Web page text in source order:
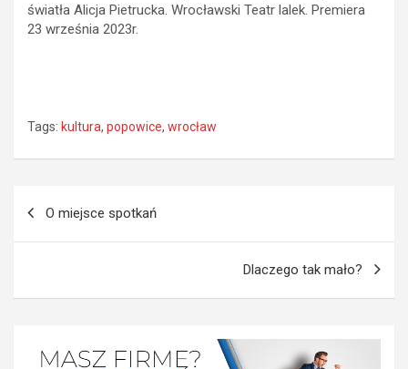
światła Alicja Pietrucka. Wrocławski Teatr lalek. Premiera
23 września 2023r.
Tags: kultura, popowice, wrocław
O miejsce spotkań
Dlaczego tak mało?